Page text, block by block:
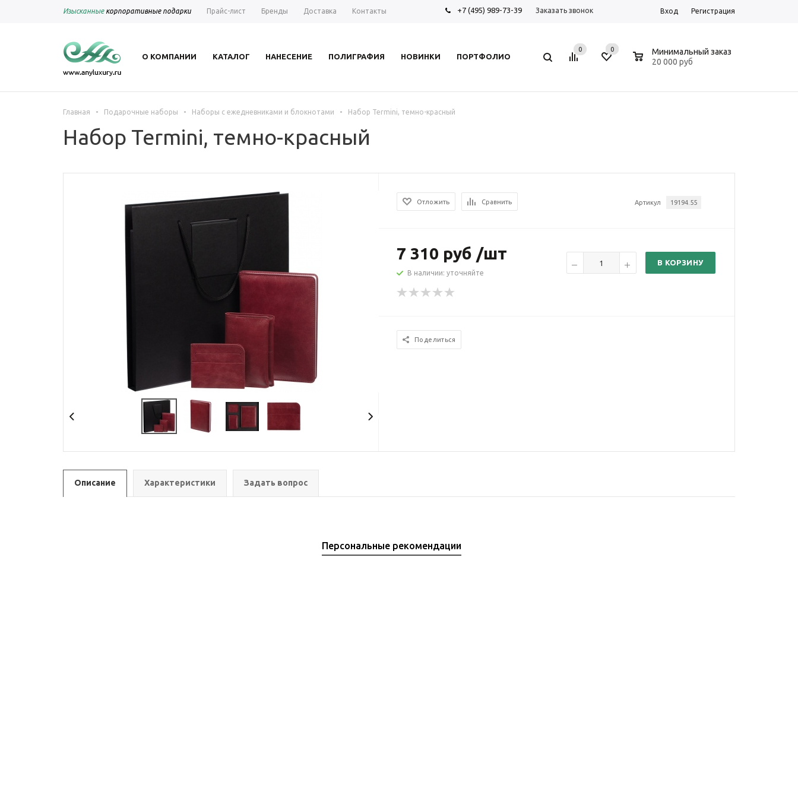
Изысканныекорпоративные подарки Прайс-лист Бренды Доставка Контакты +7 (495) 989-73-39 Заказать звонок Вход Регистрация
О КОМПАНИИ КАТАЛОГ НАНЕСЕНИЕ ПОЛИГРАФИЯ НОВИНКИ ПОРТФОЛИО
0 0
Минимальный заказ
20 000 руб
Главная - Подарочные наборы - Наборы с ежедневниками и блокнотами - Набор Termini, темно-красный
Набор Termini, темно-красный
Артикул 19194.55
Отложить Сравнить
7 310 руб /шт
В наличии: уточняйте
В КОРЗИНУ
Поделиться
Описание Характеристики Задать вопрос
Персональные рекомендации